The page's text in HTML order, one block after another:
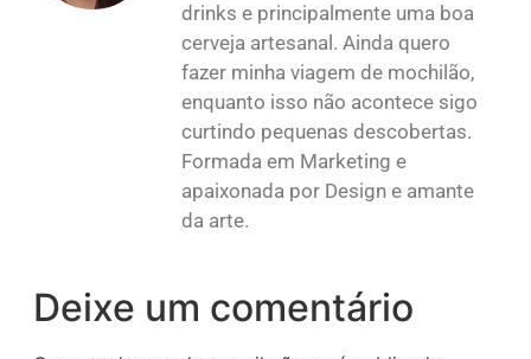
drinks e principalmente uma boa
cerveja artesanal. Ainda quero
fazer minha viagem de mochilão,
enquanto isso não acontece sigo
curtindo pequenas descobertas.
Formada em Marketing e
apaixonada por Design e amante
da arte.
Deixe um comentário